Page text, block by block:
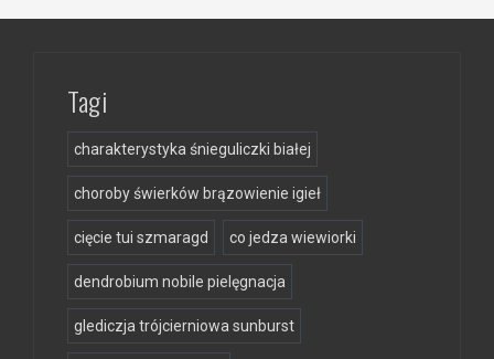
Tagi
charakterystyka śnieguliczki białej
choroby świerków brązowienie igieł
cięcie tui szmaragd co jedza wiewiorki
dendrobium nobile pielęgnacja
glediczja trójcierniowa sunburst